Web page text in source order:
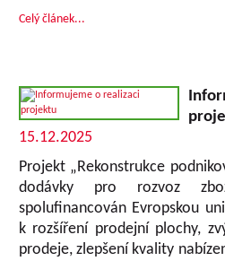
Celý článek...
15.12.2025
Projekt „Rekonstrukce
dodávky pro rozvoz
spolufinancován Evropskou
k rozšíření prodejní plochy,
prodeje, zlepšení kvality